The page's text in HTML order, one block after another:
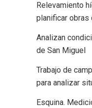
Relevamiento
planificar obras
Analizan
de San Miguel
Trabajo de
para analizar
Esquina.